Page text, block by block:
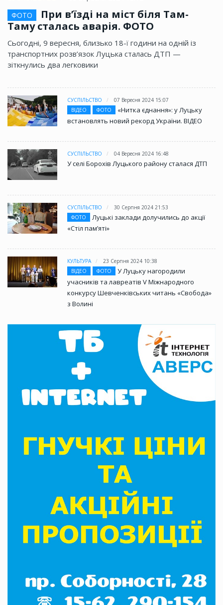
ФОТО
При в’їзді на міст біля Там-
Таму сталась аварія. ФОТО
Сьогодні, 9 вересня, близько 18-ї години на одній із
транспортних розв’язок Луцька сталась ДТП —
зіткнулись два легковики
СУСПІЛЬСТВО
07 Вересня 2024 15:07
ВІДЕО
ФОТО
«Нитка єднання»: у Луцьку
встановлять новий рекорд України. ВІДЕО
СУСПІЛЬСТВО 04 Вересня 2024 16:48
У селі Борохів Луцького району сталася ДТП
СУСПІЛЬСТВО
30 Серпня 2024 21:53
ФОТО
Луцькі заклади долучились до акції
«Стіл памʼяті»
КУЛЬТУРА
23 Серпня 2024 10:38
ВІДЕО
ФОТО
У Луцьку нагородили
учасників та лавреатів V Міжнародного
конкурсу Шевченківських читань «Свобода»
з Волині